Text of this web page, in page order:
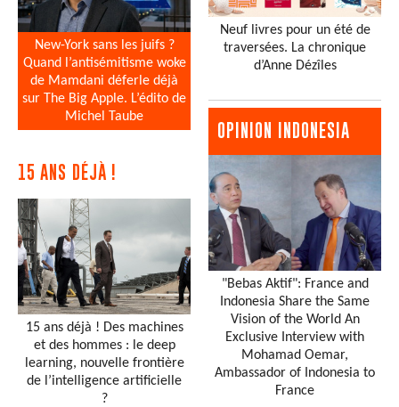
New-York sans les juifs ?
Quand l’antisémitisme woke
de Mamdani déferle déjà
sur The Big Apple. L’édito de
Michel Taube
15 ANS DÉJÀ !
15 ans déjà ! Des machines
et des hommes : le deep
learning, nouvelle frontière
de l’intelligence artificielle
?
Neuf livres pour un été de
traversées. La chronique
d’Anne Dézîles
OPINION INDONESIA
"Bebas Aktif": France and
Indonesia Share the Same
Vision of the World An
Exclusive Interview with
Mohamad Oemar,
Ambassador of Indonesia to
France